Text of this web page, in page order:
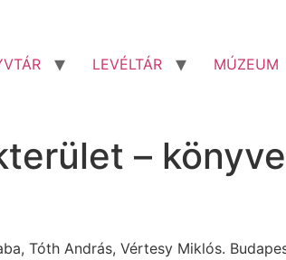
LEVÉLTÁR MÚZEUM
–
Tóth András, Vértesy Miklós.